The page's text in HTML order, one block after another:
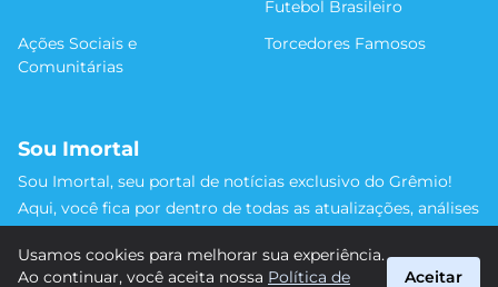
Futebol Brasileiro
Ações Sociais e
Comunitárias
Torcedores Famosos
Sou Imortal
Sou Imortal, seu portal de notícias exclusivo do Grêmio!
Aqui, você fica por dentro de todas as atualizações, análises
detalhe da trajetória do nosso time rumo às vitórias!
Usamos cookies para melhorar sua experiência.
Ao continuar, você aceita nossa Política de Aceitar